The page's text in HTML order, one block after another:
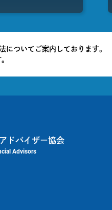
についてご案内しております。
ドバイザー協会
Advisors